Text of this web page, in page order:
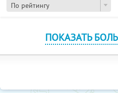
По рейтингу
ПОКАЗАТЬ